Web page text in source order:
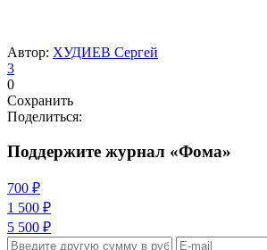
Автор: ХУДИЕВ Сергей
3
0
Сохранить
Поделиться:
Поддержите журнал «Фома»
700 ₽
1 500 ₽
5 500 ₽